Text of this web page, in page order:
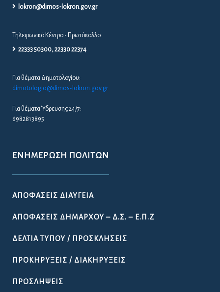
lokron@dimos-lokron.gov.gr
Τηλεφωνικό Κέντρο - Πρωτόκολλο
22333 50300, 22330 22374
Για θέματα Δημοτολογίου:
dimotologio@dimos-lokron.gov.gr
Για θέματα Ύδρευσης 24/7:
6982813895
ΕΝΗΜΈΡΩΣΗ ΠΟΛΙΤΏΝ
ΑΠΟΦΆΣΕΙΣ ΔΙΑΎΓΕΙΑ
ΑΠΟΦΆΣΕΙΣ ΔΗΜΆΡΧΟΥ – Δ.Σ. – Ε.Π.Ζ
ΔΕΛΤΊΑ ΤΎΠΟΥ / ΠΡΟΣΚΛΉΣΕΙΣ
ΠΡΟΚΗΡΎΞΕΙΣ / ΔΙΑΚΗΡΎΞΕΙΣ
ΠΡΟΣΛΉΨΕΙΣ